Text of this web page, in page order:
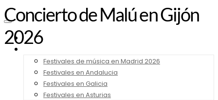
Noticias
Festivales de música en Madrid 2026
Festivales en Andalucia
Festivales en Galicia
Festivales en Asturias
Concierto de Malú en Gijón
2026